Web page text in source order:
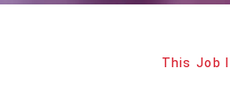
This Job